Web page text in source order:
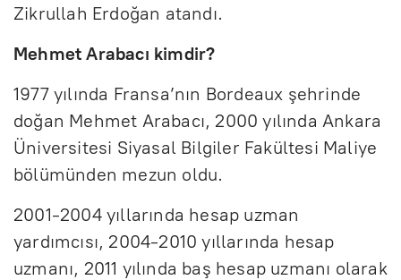
Zikrullah Erdoğan atandı.
Mehmet Arabacı kimdir?
1977 yılında Fransa’nın Bordeaux şehrinde
doğan Mehmet Arabacı, 2000 yılında Ankara
Üniversitesi Siyasal Bilgiler Fakültesi Maliye
bölümünden mezun oldu.
2001-2004 yıllarında hesap uzman
yardımcısı, 2004-2010 yıllarında hesap
uzmanı, 2011 yılında baş hesap uzmanı olarak